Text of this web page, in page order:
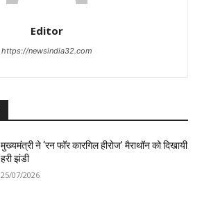
Editor
https://newsindia32.com
मुख्यमंत्री ने ‘रन फॉर कारगिल हीरोज’ मैराथॉन को दिखायी
हरी झंडी
25/07/2026